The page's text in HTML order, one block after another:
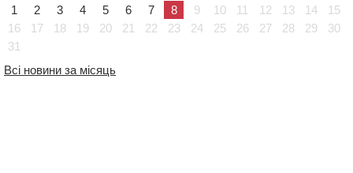
1
2 3 4 5 6 7 8 9 10 11 12 13 14
15
16
17 18 19 20 21 22 23 24 25 26 27 28 29
30
31
Всі новини за місяць